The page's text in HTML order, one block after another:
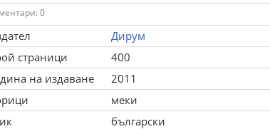
0
Дирум
страници
400
на издаване
2011
меки
български